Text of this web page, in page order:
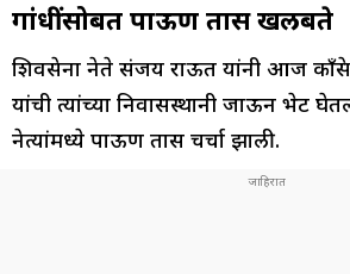
गांधींसोबत पाऊण तास खलबते
शिवसेना नेते संजय राऊत यांनी आज
यांची त्यांच्या निवासस्थानी जाऊन भेट
नेत्यांमध्ये पाऊण तास चर्चा झाली.